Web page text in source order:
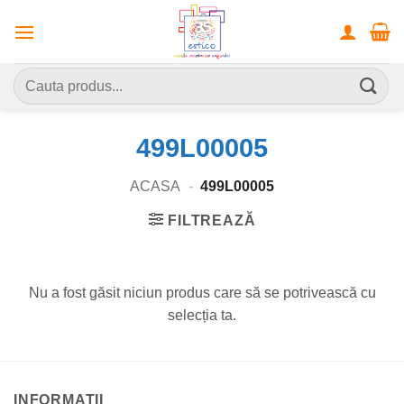
Caută
după:
499L00005
ACASA - 499L00005
FILTREAZĂ
Nu a fost găsit niciun produs care să se potrivească cu
selecția ta.
INFORMATII